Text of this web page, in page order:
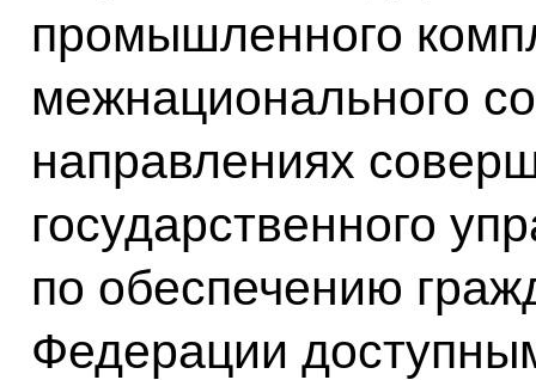
промышленного
межнационального
направлениях
государственного
по обеспечению
Федерации